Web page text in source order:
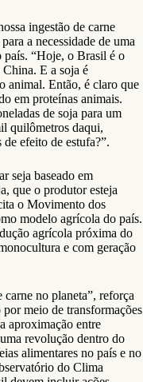
ingestão de carne
a necessidade de uma
país. “Hoje, o Brasil é o
E a soja é
animal. Então, é claro que
em proteínas animais.
de soja para um
quilômetros daqui,
de efeito de estufa?”.
seja baseado em
que o produtor esteja
o Movimento dos
modelo agrícola do país.
agrícola próxima do
e com geração
no planeta”, reforça
meio de transformações
aproximação entre
revolução dentro do
alimentares no país e no
do Clima